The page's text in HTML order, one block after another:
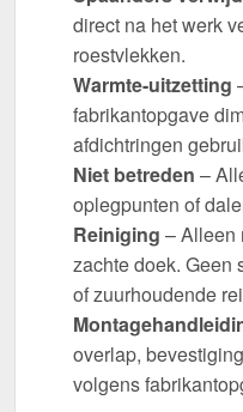
direct na het werk
roestvlekken.
Warmte-uitzetting
fabrikantopgave
afdichtringen
Niet betreden –
oplegpunten of
Reiniging – Alleen
zachte doek. Geen
of zuurhoudende
overlap,
volgens